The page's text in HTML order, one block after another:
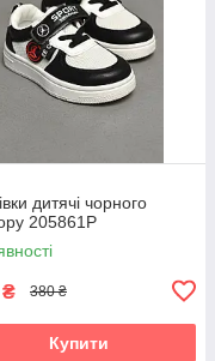
дитячі чорного
205861P
₴ 380 ₴
Купити